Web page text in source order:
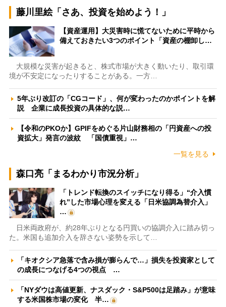
藤川里絵「さあ、投資を始めよう！」
【資産運用】大災害時に慌てないために平時から
備えておきたい3つのポイント「資産の棚卸し…
大規模な災害が起きると、株式市場が大きく動いたり、取引環
境が不安定になったりすることがある。一方…
5年ぶり改訂の「CGコード」、何が変わったのかポイントを解
説 企業に成長投資の具体的な説…
【令和のPKOか】GPIFをめぐる片山財務相の「円資産への投
資拡大」発言の波紋 「国債重視」…
一覧を見る
森口亮「まるわかり市況分析」
「トレンド転換のスイッチになり得る」“介入慣
れ”した市場心理を変える「日米協調為替介入」
…
日米両政府が、約28年ぶりとなる円買いの協調介入に踏み切っ
た。米国も追加介入を辞さない姿勢を示して…
「キオクシア急落で含み損が膨らんで…」損失を投資家として
の成長につなげる4つの視点 …
「NYダウは高値更新、ナスダック・S&P500は足踏み」が意味
する米国株市場の変化 半…